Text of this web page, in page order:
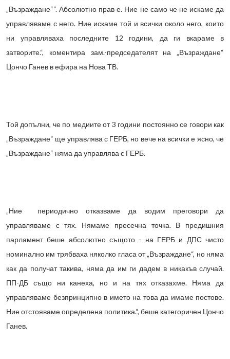
„Възраждане““. Абсолютно прав е. Ние не само че не искаме да
управляваме с него. Ние искаме той и всички около него, които
ни управляваха последните 12 години, да ги вкараме в
затворите.“, коментира зам.-председателят на „Възраждане“
Цончо Ганев в ефира на Нова ТВ.
Той допълни, че по медиите от 3 години постоянно се говори как
„Възраждане“ ще управлява с ГЕРБ, но вече на всички е ясно, че
„Възраждане“ няма да управлява с ГЕРБ.
„Ние периодично отказваме да водим преговори да
управляваме с тях. Нямаме пресечна точка. В предишния
парламент беше абсолютно същото - на ГЕРБ и ДПС чисто
номинално им трябваха няколко гласа от „Възраждане“, но няма
как да получат такива, няма да им ги дадем в никакъв случай.
ПП-ДБ също ни канеха, но и на тях отказахме. Няма да
управляваме безпринципно в името на това да имаме постове.
Ние отстояваме определена политика.“, беше категоричен Цончо
Ганев.